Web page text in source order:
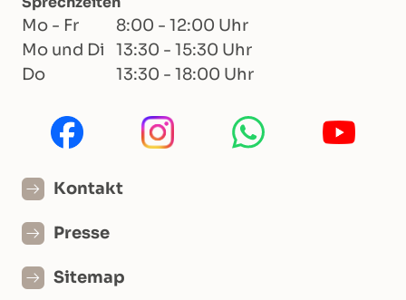
Mo - Fr
8:00 - 12:00 Uhr
Mo und Di
13:30 - 15:30 Uhr
Do
13:30 - 18:00 Uhr
Kontakt
Presse
Sitemap